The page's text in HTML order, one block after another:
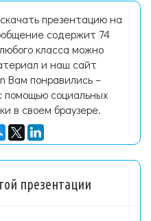
презентацию на
содержит 74
класса можно
и наш сайт
Вам понравились –
помощью социальных
в своем браузере.
презентации